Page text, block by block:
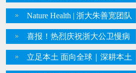
Methodological standards专家组在
国际权威期刊The American
Journal of Clinical Nutrition发表两
篇重要指南
Nature Health | 浙大朱善宽团队
系统识别并深度解析“东方膳
食”，构建健康饮食的“中国范式”
喜报！热烈庆祝浙大公卫慢病
研究所所长朱善宽教授入选爱思
唯尔2025“中国高被引学者”
立足本土 面向全球｜深耕本土